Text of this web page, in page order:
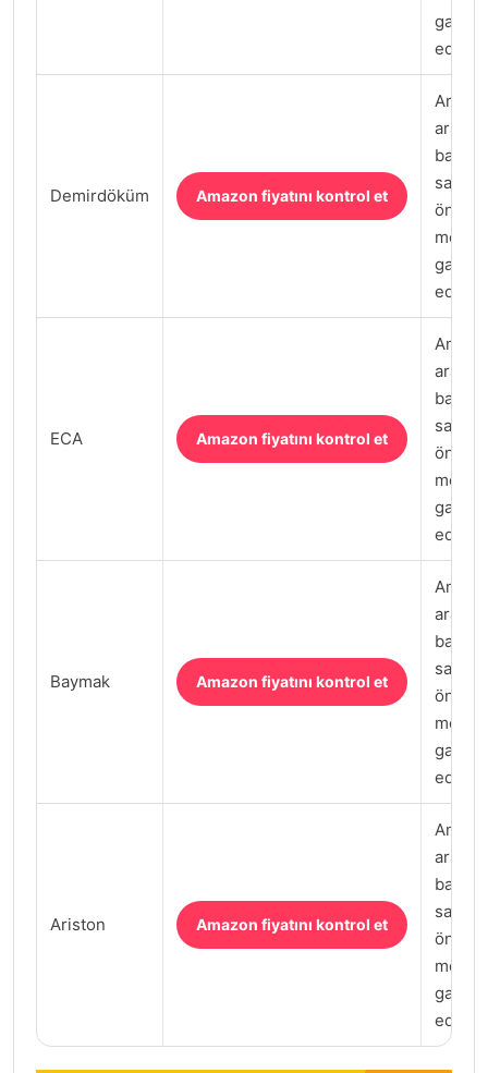
Demirdöküm Amazon fiyatını kontrol et
arama
satın
önce
model
ECA Amazon fiyatını kontrol et
arama
satın
önce
model
Baymak Amazon fiyatını kontrol et
arama
satın
önce
model
Ariston Amazon fiyatını kontrol et
arama
satın
önce
model